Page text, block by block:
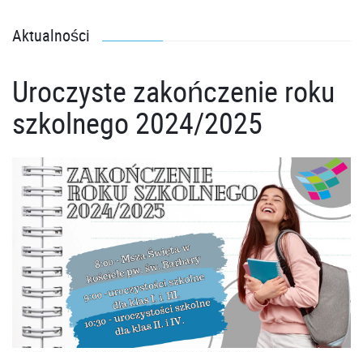
Aktualności
Uroczyste zakończenie roku
szkolnego 2024/2025